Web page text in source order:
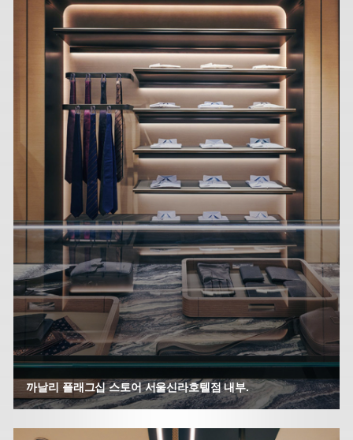
까날리 플래그십 스토어 서울신라호텔점 내부.